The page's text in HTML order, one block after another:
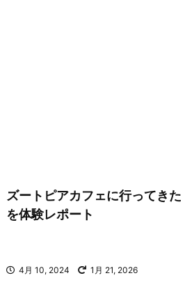
ズートピアカフェに行ってき
を体験レポート
4月 10, 2024 1月 21, 2026